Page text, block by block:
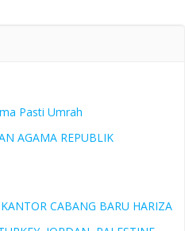
Pasti Umrah
AGAMA REPUBLIK
CABANG BARU HARIZA